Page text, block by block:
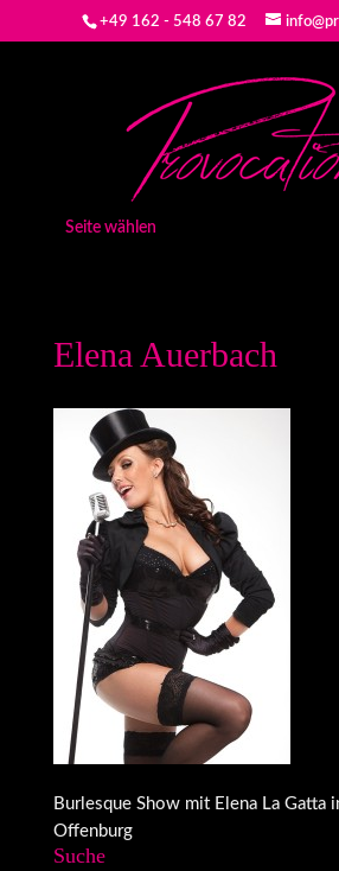
+49 162 - 548 67 82
Seite wählen
Elena Auerbach
Burlesque Show mit Elena La Gatta
Offenburg
Suche